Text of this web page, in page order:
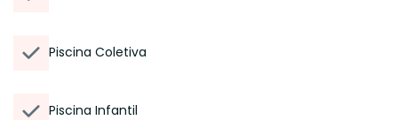
Piscina Coletiva
Piscina Infantil